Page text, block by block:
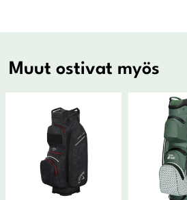
Muut ostivat myös